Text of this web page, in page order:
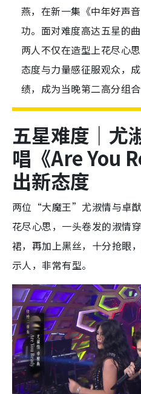
燕，在新一集《中年好声
功。面对难度高达五星的
两人不仅在造型上花尽心
态度与力量感征服观众，
绩，成为当晚第二高分组合
五星难度｜尤
唱《Are You
出新态度
两位“大魔王”尤淑情与卓
花尽心思，一头卷发的淑情
裙，再加上黑丝，十分抢眼
示人，非常有型。